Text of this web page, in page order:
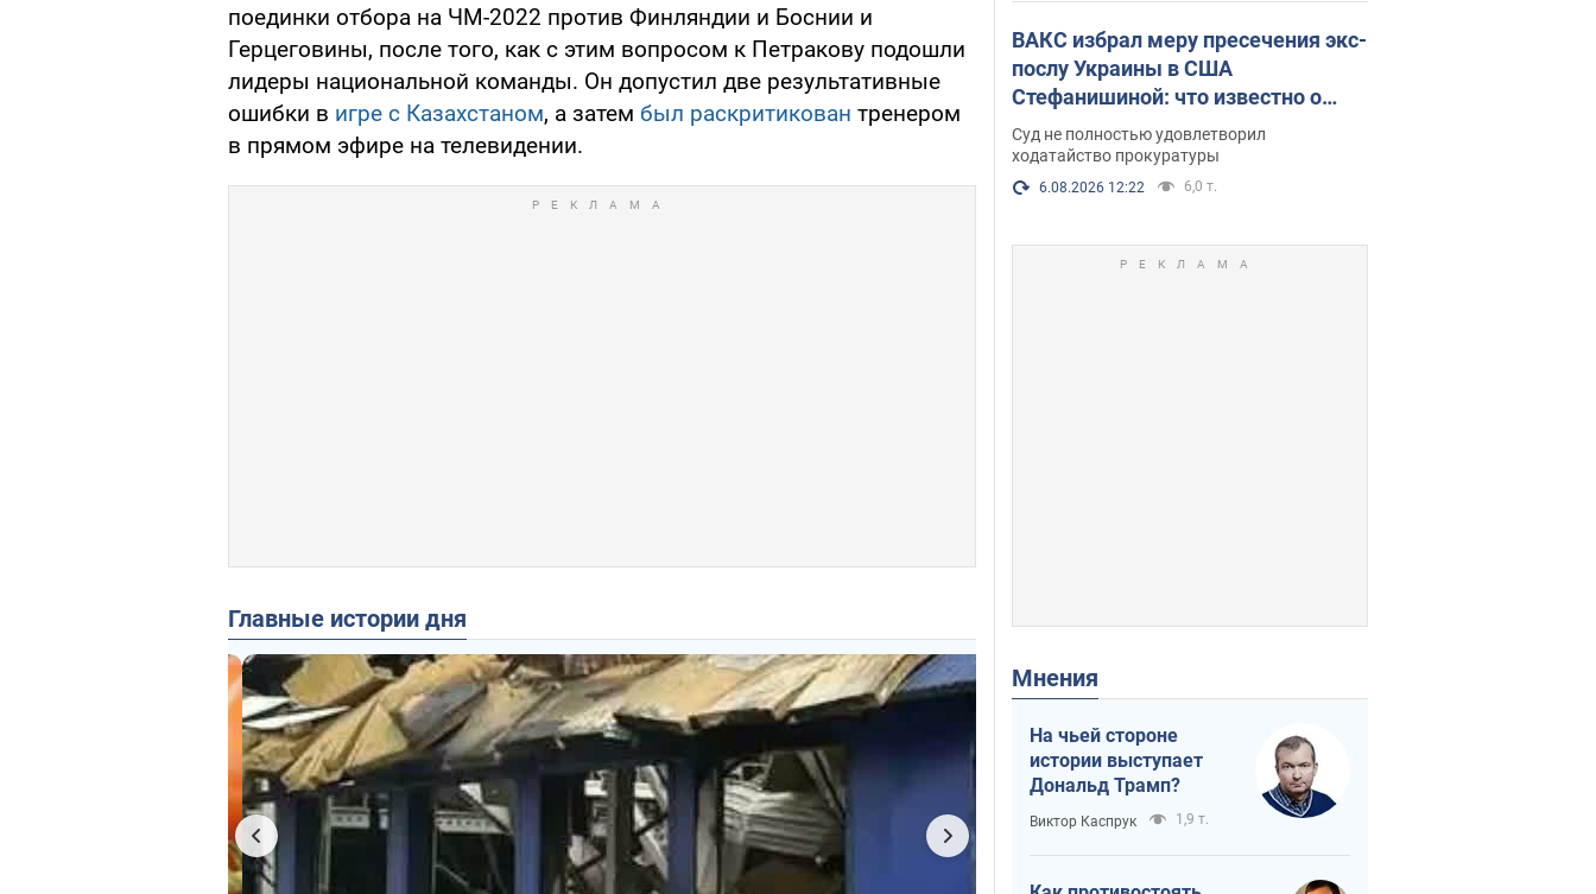
поединки отбора на ЧМ-2022 против Финляндии и Боснии и
Герцеговины, после того, как с этим вопросом к Петракову подошли
лидеры национальной команды. Он допустил две результативные
ошибки в игре с Казахстаном, а затем был раскритикован тренером
в прямом эфире на телевидении.
Главные истории дня
ВАКС избрал меру пресечения экс-
послу Украины в США
Стефанишиной: что известно о
деле
Суд не полностью удовлетворил
ходатайство прокуратуры
6.08.2026 12:22 6,0 т.
Мнения
На чьей стороне
истории выступает
Дональд Трамп?
Виктор Каспрук 1,9 т.